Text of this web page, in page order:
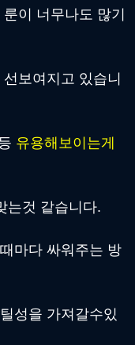
이 너무나도 많기
보여지고 있습니
유용해보이는게
는것 같습니다.
마다 싸워주는 방
성을 가져갈수있